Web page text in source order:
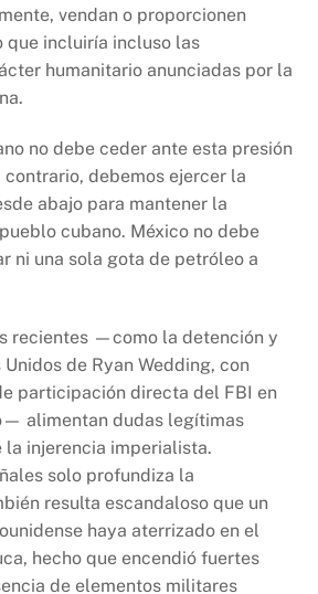
vendan o proporcionen
que incluiría incluso las
humanitario anunciadas por la
no debe ceder ante esta presión
debemos ejercer la
abajo para mantener la
cubano. México no debe
ni una sola gota de petróleo a
recientes —como la detención y
de Ryan Wedding, con
participación directa del FBI en
alimentan dudas legítimas
la injerencia imperialista.
solo profundiza la
resulta escandaloso que un
haya aterrizado en el
hecho que encendió fuertes
de elementos militares